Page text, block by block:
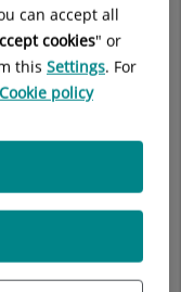
can accept all
cookies" or
this Settings. For
Cookie policy